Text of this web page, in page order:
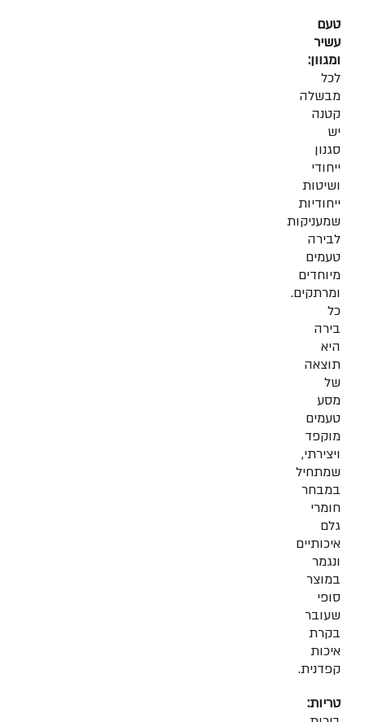
טעם
עשיר
ומגוון:
לכל
מבשלה
קטנה
יש
סגנון
ייחודי
ושיטות
ייחודיות
שמעניקות
לבירה
טעמים
מיוחדים
ומרתקים.
כל
בירה
היא
תוצאה
של
מסע
טעמים
מוקפד
ויצירתי,
שמתחיל
במבחר
חומרי
גלם
איכותיים
ונגמר
במוצר
סופי
שעובר
בקרת
איכות
קפדנית.
טריות: